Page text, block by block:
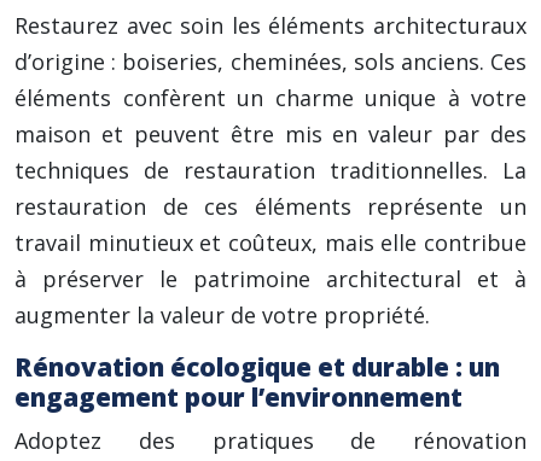
Restaurez avec soin les éléments architecturaux
d’origine : boiseries, cheminées, sols anciens. Ces
éléments confèrent un charme unique à votre
maison et peuvent être mis en valeur par des
techniques de restauration traditionnelles. La
restauration de ces éléments représente un
travail minutieux et coûteux, mais elle contribue
à préserver le patrimoine architectural et à
augmenter la valeur de votre propriété.
Rénovation écologique et durable : un
engagement pour l’environnement
Adoptez des pratiques de rénovation